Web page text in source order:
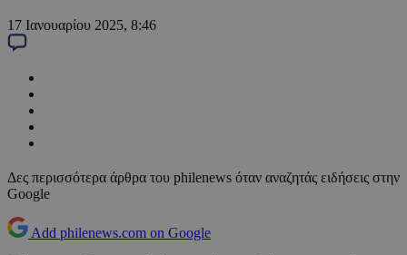
17 Ιανουαρίου 2025, 8:46
Δες περισσότερα άρθρα του philenews όταν αναζητάς ειδήσεις στην
Google
Add philenews.com on Google